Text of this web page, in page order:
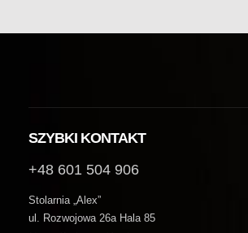
SZYBKI KONTAKT
+48 601 504 906
Stolarnia „Alex”
ul. Rozwojowa 26a Hala 85